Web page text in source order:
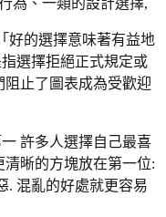
為、一類的設計選擇,
好的選擇意味著有益地
選擇拒絕正式規定或
止了圖表成為受歡迎
許多人選擇自己最喜
晰的方塊放在第一位:
. 混亂的好處就更容易